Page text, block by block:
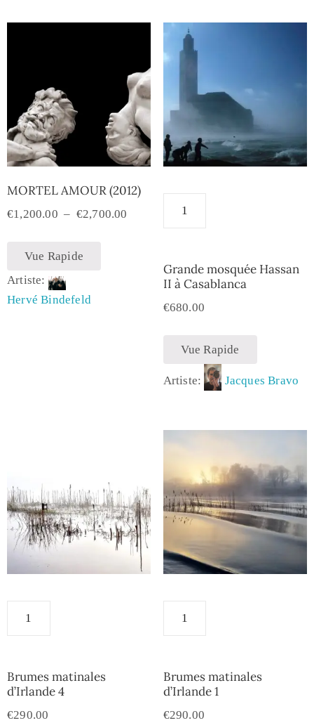
MORTEL AMOUR (2012)
€1,200.00 – €2,700.00
Vue Rapide
Artiste:
Hervé Bindefeld
Grande mosquée Hassan
II à Casablanca
€680.00
Vue Rapide
Artiste: Jacques Bravo
Brumes matinales
d’Irlande 4
€290.00
Brumes matinales
d’Irlande 1
€290.00